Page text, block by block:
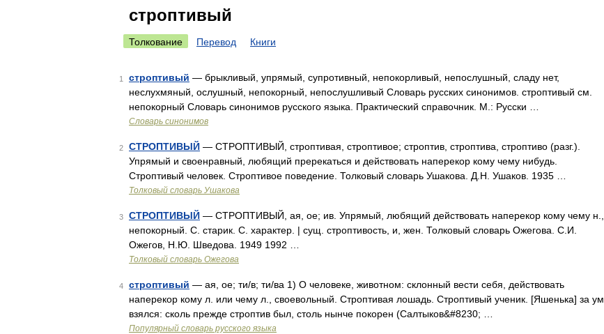
строптивый
Толкование Перевод Книги
1 строптивый — брыкливый, упрямый, супротивный, непокорливый, непослушный, сладу нет,
неслухмяный, ослушный, непокорный, непослушливый Словарь русских синонимов. строптивый см.
непокорный Словарь синонимов русского языка. Практический справочник. М.: Русски …
Словарь синонимов
2 СТРОПТИВЫЙ — СТРОПТИВЫЙ, строптивая, строптивое; строптив, строптива, строптиво (разг.).
Упрямый и своенравный, любящий пререкаться и действовать наперекор кому чему нибудь.
Строптивый человек. Строптивое поведение. Толковый словарь Ушакова. Д.Н. Ушаков. 1935 …
Толковый словарь Ушакова
3 СТРОПТИВЫЙ — СТРОПТИВЫЙ, ая, ое; ив. Упрямый, любящий действовать наперекор кому чему н.,
непокорный. С. старик. С. характер. | сущ. строптивость, и, жен. Толковый словарь Ожегова. С.И.
Ожегов, Н.Ю. Шведова. 1949 1992 …
Толковый словарь Ожегова
4 строптивый — ая, ое; ти/в; ти/ва 1) О человеке, животном: склонный вести себя, действовать
наперекор кому л. или чему л., своевольный. Строптивая лошадь. Строптивый ученик. [Яшенька] за ум
взялся: сколь прежде строптив был, столь нынче покорен (Салтыков&#8230; …
Популярный словарь русского языка